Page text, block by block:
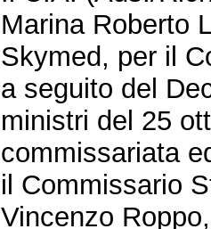
Marina Roberto
Skymed, per il
a seguito del
ministri del 25
commissariata
il Commissario
Vincenzo